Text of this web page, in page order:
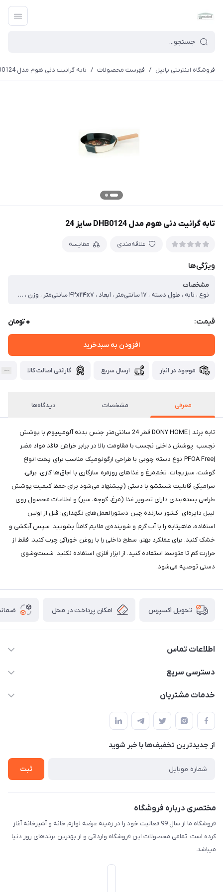
فروشگاه اینترنتی پاتیل / فهرست محصولات / تابه گرانیت دنی هوم مدل DHB0124 سایز 24
تابه گرانیت دنی هوم مدل DHB0124 سایز 24
علاقه‌مندی مقایسه
ویژگی‌ها
مشخصات
نوع ، تابه ، طول دسته ، ۱۷ سانتی‌متر ، ابعاد ، ۴۲x۲۴x۷ سانتی‌متر ، وزن ، ۷۰۰ گرم ، سایز ، ۲۴ ، جنس بدنه ، آلومینیوم ، جنس روکش داخلی ، گرانیت ، جنس دسته ، چوب ، تعداد دسته ، یک عدد ، سازگار با ، یخچال ، اجاق گاز ، آتش ، وارمر ، اجاق برقی ، قابل شست‌و‌شو ، با دست
قیمت: 0تومان
افزودن به سبدخرید
موجود در انبار ارسال سریع گارانتی اصالت کالا
معرفی مشخصات دیدگاه‌ها
تابه برند | DONY HOME قطر 24 سانتی‌متر جنس بدنه آلومینیوم با پوشش
نچسب پوشش داخلی نچسب با مقاومت بالا در برابر خراش فاقد مواد مضر
|PFOA Free نوع دسته چوبی با طراحی ارگونومیک مناسب برای پخت انواع
گوشت، سبزیجات، تخم‌مرغ و غذاهای روزمره سازگاری با اجاق‌ها گازی، برقی،
سرامیکی قابلیت شستشو با دستی (پیشنهاد می‌شود برای حفظ کیفیت پوشش
طراحی بسته‌بندی دارای تصویر غذا (مرغ، گوجه، سیر) و اطلاعات محصول روی
لیبل دایره‌ای کشور سازنده چین دستورالعمل‌های نگهداری: قبل از اولین
استفاده، ماهیتابه را با آب گرم و شوینده‌ی ملایم کاملاً بشویید. سپس آبکشی و
خشک کنید. برای عملکرد بهتر، سطح داخلی را با روغن خوراکی چرب کنید. فقط از
حرارت کم تا متوسط استفاده کنید. از ابزار فلزی استفاده نکنید. شست‌وشوی
دستی توصیه می‌شود.
تحویل اکسپرس امکان پرداخت در محل
اطلاعات تماس
09165044753
دسترسی سریع
حساب کاربری
لیست محصولات
درباره ما
خدمات مشتریان
قوانین و مقررات
حریم خصوصی
راهنما
از جدید‌ترین تخفیف‌ها با‌ خبر شوید
ثبت
مختصری درباره فروشگاه
فروشگاه ما از سال 99 فعالیت خود را در زمینه عرضه لوازم خانه و آشپزخانه آغاز
کرده است .تمامی محصولات این فروشگاه وارداتی و از بهترین برندهای روز دنیا
میباشد.